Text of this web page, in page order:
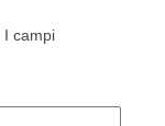
I campi